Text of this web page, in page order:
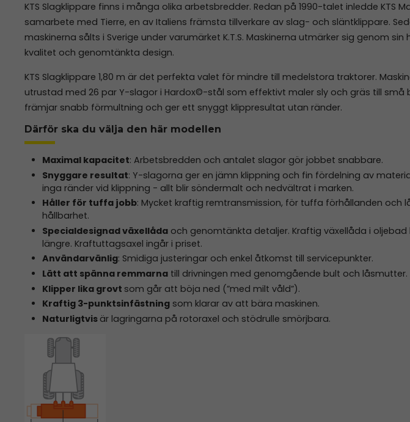
KTS Slagklippare finns i många olika arbetsbredder. Redan på 1990-talet inledde KTS
samarbete med Tierre, en av Italiens främsta tillverkare av slag- och släntklippare.
maskinerna sålts i Sverige under varumärket K.T.S. Maskinerna utmärker sig genom sin
kvalitet och genomtänkta design.
KTS Slagklippare 1,80 m är det perfekta valet för mindre till medelstora traktorer.
utrustad med 26 par Y-slagor i Hardox©-stål som effektivt maler sly och gräs till små
främjar snabb förmultning och ger ett snyggt klippresultat utan ränder.
Därför ska du välja den här modellen
Maximal kapacitet: Arbetsbredden och antalet slagor gör jobbet snabbare.
Snyggare resultat: Y-slagorna ger en jämn klippning och fin fördelning av
inga ränder vid klippning - allt blir söndermalt och nedvältrat i marken.
Håller för tuffa jobb: Mycket kraftig remtransmission, för tuffa förhållanden och
hållbarhet.
Specialdesignad växellådaoch genomtänkta detaljer. Kraftig växellåda i oljebad
längre. Kraftuttagsaxel ingår i priset.
Användarvänlig: Smidiga justeringar och enkel åtkomst till servicepunkter.
Lätt att spänna remmarnatill drivningen med genomgående bult och låsmutter.
Klipper lika grovt som går att böja ned (”med milt våld”).
Kraftig 3-punktsinfästningsom klarar av att bära maskinen.
Naturligtvis är lagringarna på rotoraxel och stödrulle smörjbara.